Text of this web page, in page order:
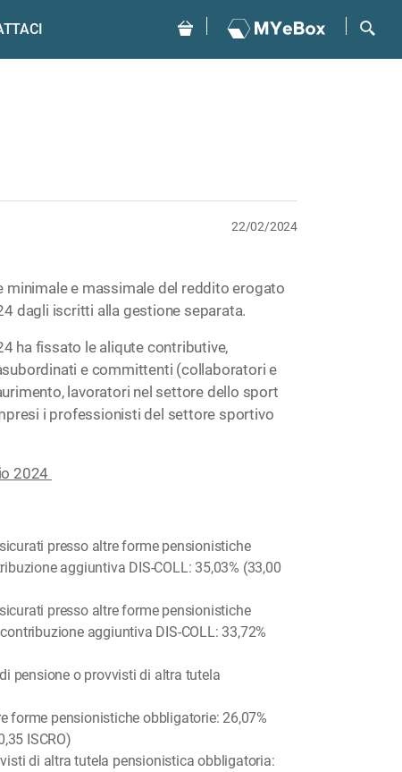
22/02/2024
minimale e massimale del reddito erogato
dagli iscritti alla gestione separata.
ha fissato le aliqute contributive,
e committenti (collaboratori e
lavoratori nel settore dello sport
i professionisti del settore sportivo
2024
presso altre forme pensionistiche
aggiuntiva DIS-COLL: 35,03% (33,00
presso altre forme pensionistiche
aggiuntiva DIS-COLL: 33,72%
pensione o provvisti di altra tutela
forme pensionistiche obbligatorie: 26,07%
ISCRO)
di altra tutela pensionistica obbligatoria: